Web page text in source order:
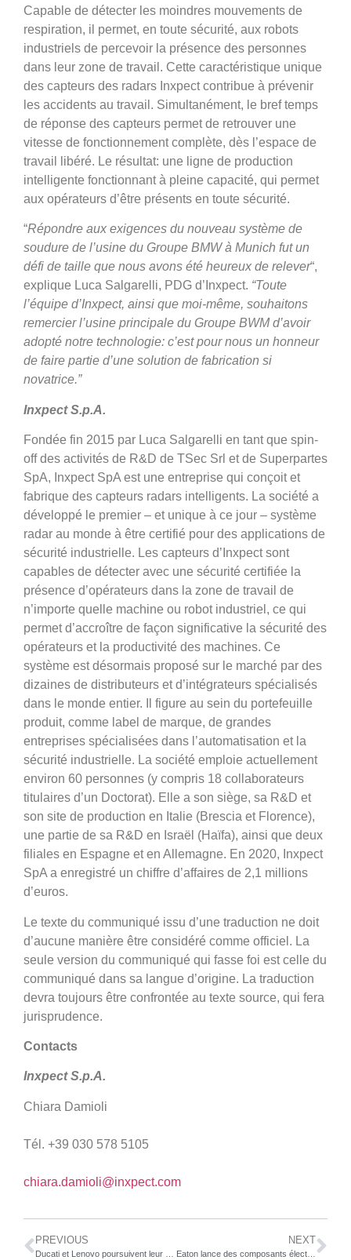
Capable de détecter les moindres mouvements de
respiration, il permet, en toute sécurité, aux robots
industriels de percevoir la présence des personnes
dans leur zone de travail. Cette caractéristique unique
des capteurs des radars Inxpect contribue à prévenir
les accidents au travail. Simultanément, le bref temps
de réponse des capteurs permet de retrouver une
vitesse de fonctionnement complète, dès l’espace de
travail libéré. Le résultat: une ligne de production
intelligente fonctionnant à pleine capacité, qui permet
aux opérateurs d’être présents en toute sécurité.
“Répondre aux exigences du nouveau système de
soudure de l’usine du Groupe BMW à Munich fut un
défi de taille que nous avons été heureux de relever“,
explique Luca Salgarelli, PDG d’Inxpect. “Toute
l’équipe d’Inxpect, ainsi que moi-même, souhaitons
remercier l’usine principale du Groupe BWM d’avoir
adopté notre technologie: c’est pour nous un honneur
de faire partie d’une solution de fabrication si
novatrice.”
Inxpect S.p.A.
Fondée fin 2015 par Luca Salgarelli en tant que spin-
off des activités de R&D de TSec Srl et de Superpartes
SpA, Inxpect SpA est une entreprise qui conçoit et
fabrique des capteurs radars intelligents. La société a
développé le premier – et unique à ce jour – système
radar au monde à être certifié pour des applications de
sécurité industrielle. Les capteurs d’Inxpect sont
capables de détecter avec une sécurité certifiée la
présence d’opérateurs dans la zone de travail de
n’importe quelle machine ou robot industriel, ce qui
permet d’accroître de façon significative la sécurité des
opérateurs et la productivité des machines. Ce
système est désormais proposé sur le marché par des
dizaines de distributeurs et d’intégrateurs spécialisés
dans le monde entier. Il figure au sein du portefeuille
produit, comme label de marque, de grandes
entreprises spécialisées dans l’automatisation et la
sécurité industrielle. La société emploie actuellement
environ 60 personnes (y compris 18 collaborateurs
titulaires d’un Doctorat). Elle a son siège, sa R&D et
son site de production en Italie (Brescia et Florence),
une partie de sa R&D en Israël (Haïfa), ainsi que deux
filiales en Espagne et en Allemagne. En 2020, Inxpect
SpA a enregistré un chiffre d’affaires de 2,1 millions
d’euros.
Le texte du communiqué issu d’une traduction ne doit
d’aucune manière être considéré comme officiel. La
seule version du communiqué qui fasse foi est celle du
communiqué dans sa langue d’origine. La traduction
devra toujours être confrontée au texte source, qui fera
jurisprudence.
Contacts
Inxpect S.p.A.
Chiara Damioli
Tél. +39 030 578 5105
chiara.damioli@inxpect.com
PREVIOUS NEXT
Eaton lance des composants électriques basse tension pour les véhicules commerciaux et les applications hors route